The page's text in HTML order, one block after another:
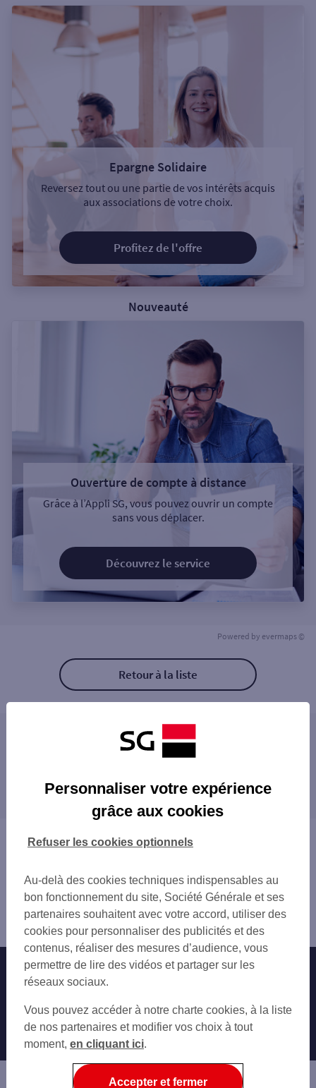
Epargne Solidaire
Reversez tout ou une partie de vos intérêts acquis
aux associations de votre choix.
Profitez de l'offre
Nouveauté
Ouverture de compte à distance
Grâce à l’Appli SG, vous pouvez ouvrir un compte
sans vous déplacer.
Découvrez le service
Powered by evermaps ©
Retour à la liste
Les distributeurs/automates à proximité
AIGREFEUILLE SUR MAINE 1 RUE DE LA
PONT ST MARTIN 91 RUE DE NANTES
LES SORINIERES 1 A PL SIMONE VEIL
ROCHESERVIERE 12 RUE D ANJOU
VERTOU 7 PL DU BEAU VERGER
AEROPORT NANTES ATLANTIQUE
AEROPORT NANTES ATLANTIQUE HALL 2
VERTOU
LA HAIE FOUASSIERE 9 RUE DU BOIS GE
REZE 18 RUE ARISTIDE BRIAND
VERTOU 1 ALL DES 5 CONTINENTS
BOUGUENAIS 24 RUE DES ECOLES
REZE 51 AV DE LA LIBERATION
proximité
BOUGUENAIS
NANTES
SAINT-HERBLAIN
COUËRON
Vous êtes ici : Accueil
Geneston
Distributeur/automate GENESTON 1 AV DE LA VENDEE
Nos engagements Nous contacter
Autres sites SG
Professionnels
Entreprises
Associations
Personnaliser votre expérience
grâce aux cookies
Au-delà des cookies techniques indispensables au
bon fonctionnement du site, Société Générale et ses
partenaires souhaitent avec votre accord, utiliser des
cookies pour personnaliser des publicités et des
contenus, réaliser des mesures d’audience, vous
permettre de lire des vidéos et partager sur les
réseaux sociaux.
Vous pouvez accéder à notre charte cookies, à la liste
de nos partenaires et modifier vos choix à tout
moment, en cliquant ici.
Refuser les cookies optionnels
Accepter et fermer